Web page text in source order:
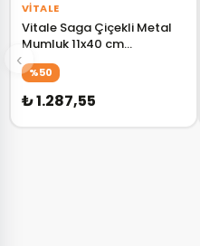
‹
VITALE
Vitale Saga Çiçekli Metal
Mumluk 11x40 cm
AK.GA0022
%50
₺ 1.287,55